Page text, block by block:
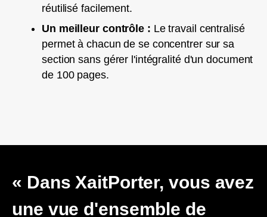
réutilisé facilement.
Un meilleur contrôle : Le travail centralisé
permet à chacun de se concentrer sur sa
section sans gérer l'intégralité d'un document
de 100 pages.
« Dans XaitPorter, vous avez
une vue d'ensemble de